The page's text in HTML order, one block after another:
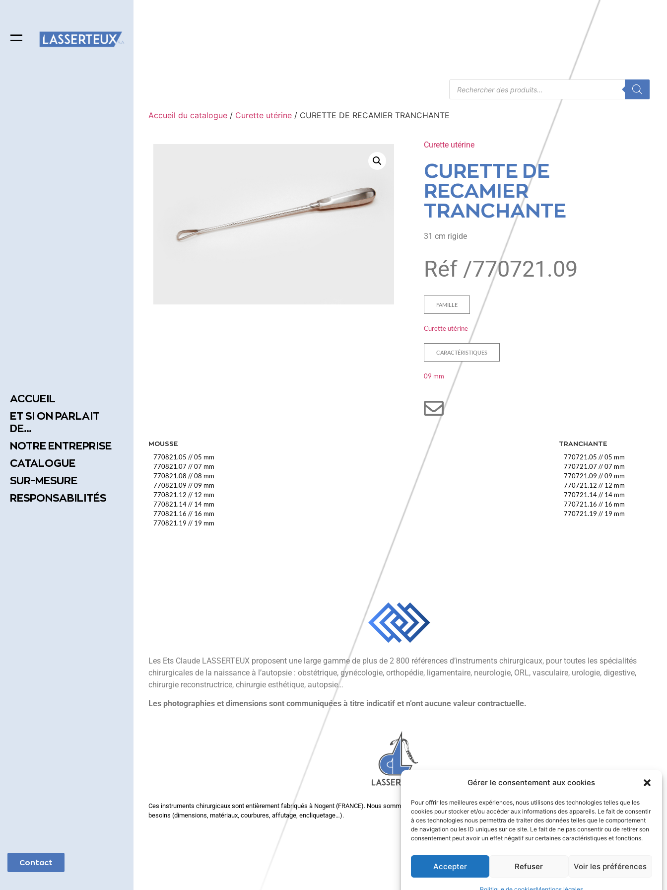
Gérer le consentement aux cookies
Pour offrir les meilleures expériences, nous utilisons des technologies telles que les
cookies pour stocker et/ou accéder aux informations des appareils. Le fait de consentir
à ces technologies nous permettra de traiter des données telles que le comportement
de navigation ou les ID uniques sur ce site. Le fait de ne pas consentir ou de retirer son
consentement peut avoir un effet négatif sur certaines caractéristiques et fonctions.
Accepter Refuser Voir les préférences
ACCUEIL
ET SI ON PARLAIT
DE…
NOTRE ENTREPRISE
CATALOGUE
SUR-MESURE
RESPONSABILITÉS
Contact
Accueil du catalogue/ Curette utérine/ CURETTE DE RECAMIER TRANCHANTE
Curette utérine
CURETTE DE
RECAMIER
TRANCHANTE
31 cm rigide
Réf /770721.09
FAMILLE
Curette utérine
CARACTÉRISTIQUES
09 mm
MOUSSE
770821.05 //05 mm
770821.07 //07 mm
770821.08 //08 mm
770821.09 //09 mm
770821.12 // 12 mm
770821.14// 14 mm
770821.16 // 16 mm
770821.19 // 19 mm
TRANCHANTE
770721.05 //05 mm
770721.07 //07 mm
770721.09 //09 mm
770721.12 // 12 mm
770721.14// 14 mm
770721.16 // 16 mm
770721.19 // 19 mm
Les Ets Claude LASSERTEUX proposent une large gamme de plus de 2 800 références d’instruments chirurgicaux, pour toutes les spécialités
chirurgicales de la naissance à l’autopsie : obstétrique, gynécologie, orthopédie, ligamentaire, neurologie, ORL, vasculaire, urologie, digestive,
chirurgie reconstructrice, chirurgie esthétique, autopsie…
Les photographies et dimensions sont communiquées à titre indicatif et n’ont aucune valeur contractuelle.
Ces instruments chirurgicaux sont entièrement fabriqués à Nogent (FRANCE). Nous sommes tout à fait à même de réaliser des adaptations de ces instruments en fonction de vos
besoins (dimensions, matériaux, courbures, affutage, encliquetage…).